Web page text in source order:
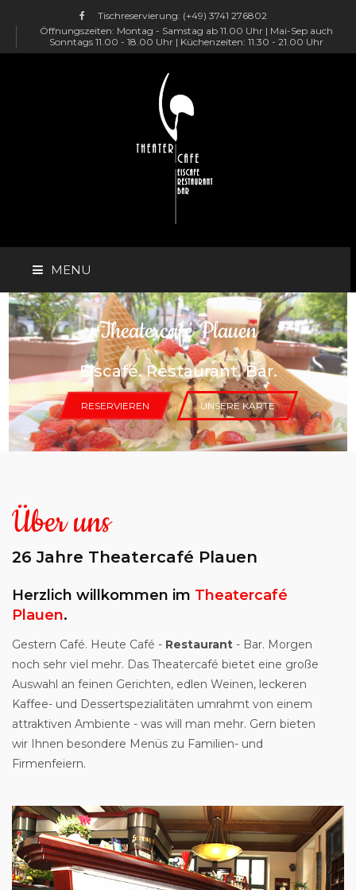
Tischreservierung: (+49) 3741 276802
Öffnungszeiten: Montag - Samstag ab 11.00 Uhr | Mai-Sep auch
Sonntags 11.00 - 18.00 Uhr | Küchenzeiten: 11.30 - 21.00 Uhr
MENU
HOME
ÜBER UNS
RESERVIEREN
IMPRESSUM & RECHTLICHES
Theatercafé Plauen
Eiscafé. Restaurant. Bar.
RESERVIEREN UNSERE KARTE
Über uns
26 Jahre Theatercafé Plauen
Herzlich willkommen im Theatercafé
Plauen.
Gestern Café. Heute Café - Restaurant - Bar. Morgen
noch sehr viel mehr. Das Theatercafé bietet eine große
Auswahl an feinen Gerichten, edlen Weinen, leckeren
Kaffee- und Dessertspezialitäten umrahmt von einem
attraktiven Ambiente - was will man mehr. Gern bieten
wir Ihnen besondere Menüs zu Familien- und
Firmenfeiern.